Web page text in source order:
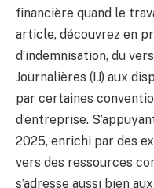
financière quand le
article, découvrez en
d’indemnisation, du
Journalières (IJ) aux
par certaines
d’entreprise.
2025, enrichi par des
vers des ressources
s’adresse aussi bien